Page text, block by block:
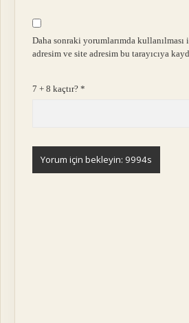
Daha sonraki yorumlarımda kullanılması
adresim ve site adresim bu tarayıcıya
7 + 8 kaçtır?*